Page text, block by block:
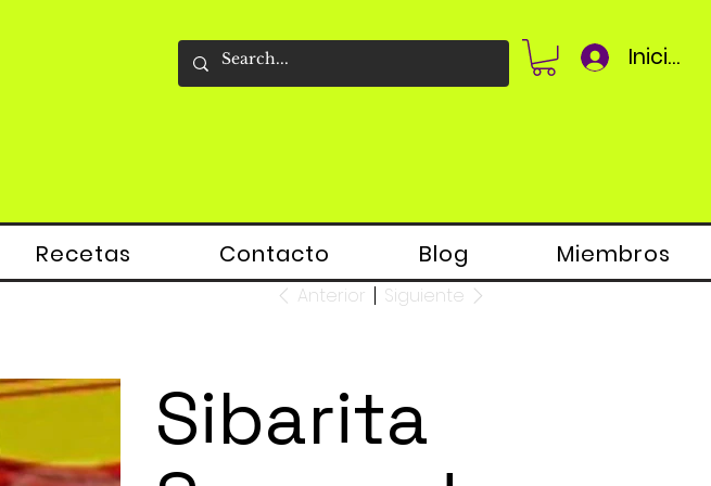
Iniciar
Recetas Contacto Blog Miembros
Anterior Siguiente
Sibarita